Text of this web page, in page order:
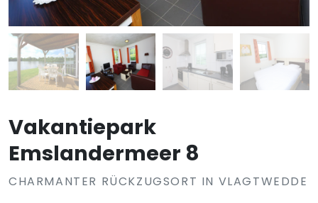
Vakantiepark
Emslandermeer 8
CHARMANTER RÜCKZUGSORT IN VLAGTWEDDE